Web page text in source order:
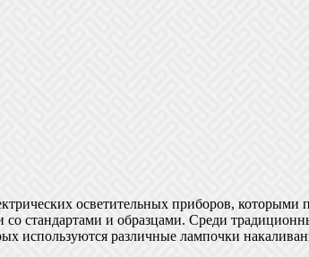
осветительных приборов, которыми
стандартами и образцами. Среди
используются различные лампочки